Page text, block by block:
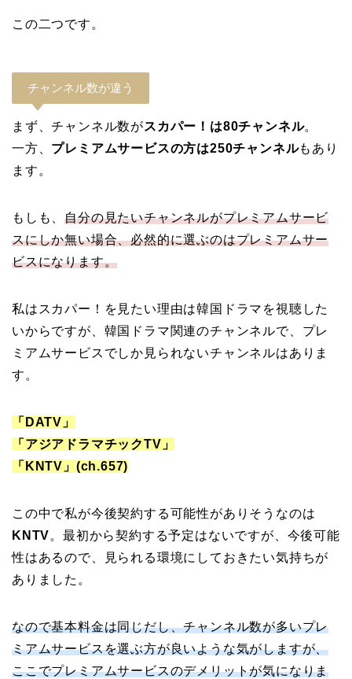
この二つです。
チャンネル数が違う
まず、チャンネル数がスカパー！は80チャンネル。
一方、 プレミアムサービスの方は250チャンネルもあり
ます。
もしも、自分の見たいチャンネルがプレミアムサービ
スにしか無い場合、必然的に選ぶのはプレミアムサー
ビスになります。
私はスカパー！を見たい理由は韓国ドラマを視聴した
いからですが、韓国ドラマ関連のチャンネルで、プレ
ミアムサービスでしか見られないチャンネルはありま
す。
「DATV」
「アジアドラマチックTV」
「KNTV」(ch.657)
この中で私が今後契約する可能性がありそうなのは
KNTV。最初から契約する予定はないですが、今後可能
性はあるので、見られる環境にしておきたい気持ちが
ありました。
なので基本料金は同じだし、チャンネル数が多いプレ
ミアムサービスを選ぶ方が良いような気がしますが、
ここでプレミアムサービスのデメリットが気になりま